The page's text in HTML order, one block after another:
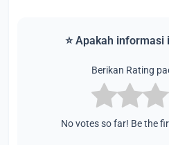
⭐ Apakah
Berikan Rating
No votes so far! Be the